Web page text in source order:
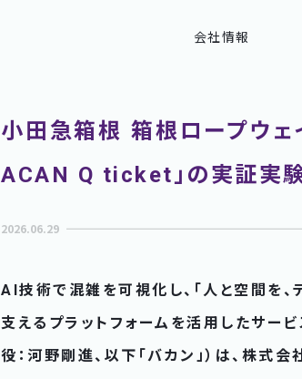
会社情報
小田急箱根 箱根ロープウェ
ACAN Q ticket」の実証実
2026.06.29
AI技術で混雑を可視化し、「人と空間を、
支えるプラットフォームを活用したサー
役：河野剛進、以下「バカン」）は、株